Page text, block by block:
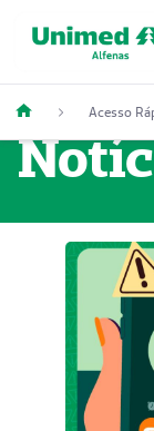
Acesso